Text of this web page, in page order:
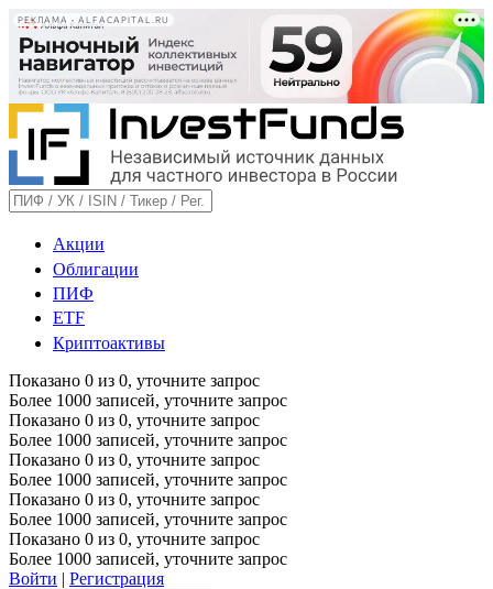
РЕКЛАМА • ALFACAPITAL.RU
Акции
Облигации
ПИФ
ETF
Криптоактивы
Показано 0 из 0, уточните запрос
Более 1000 записей, уточните запрос
Показано 0 из 0, уточните запрос
Более 1000 записей, уточните запрос
Показано 0 из 0, уточните запрос
Более 1000 записей, уточните запрос
Показано 0 из 0, уточните запрос
Более 1000 записей, уточните запрос
Показано 0 из 0, уточните запрос
Более 1000 записей, уточните запрос
Войти | Регистрация